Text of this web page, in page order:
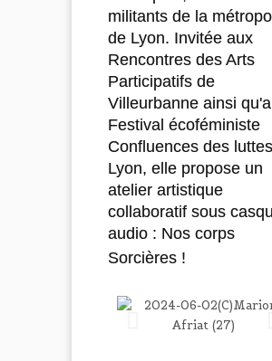
militants de la
de Lyon. Invitée aux
Rencontres des Arts
Participatifs de
Villeurbanne ainsi
Festival écoféministe
Confluences des
Lyon, elle propose un
atelier artistique
collaboratif sous
audio : Nos corps
Sorcières !